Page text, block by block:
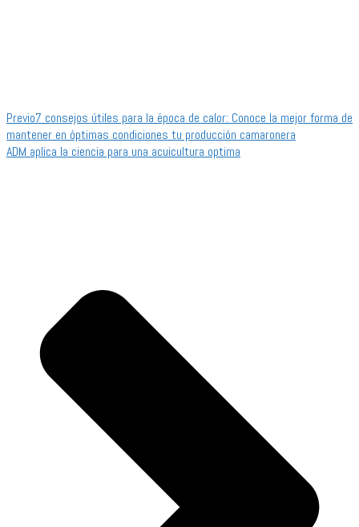
Previo7 consejos útiles para la época de calor: Conoce la mejor forma de
mantener en óptimas condiciones tu producción camaronera
ADM aplica la ciencia para una acuicultura optima